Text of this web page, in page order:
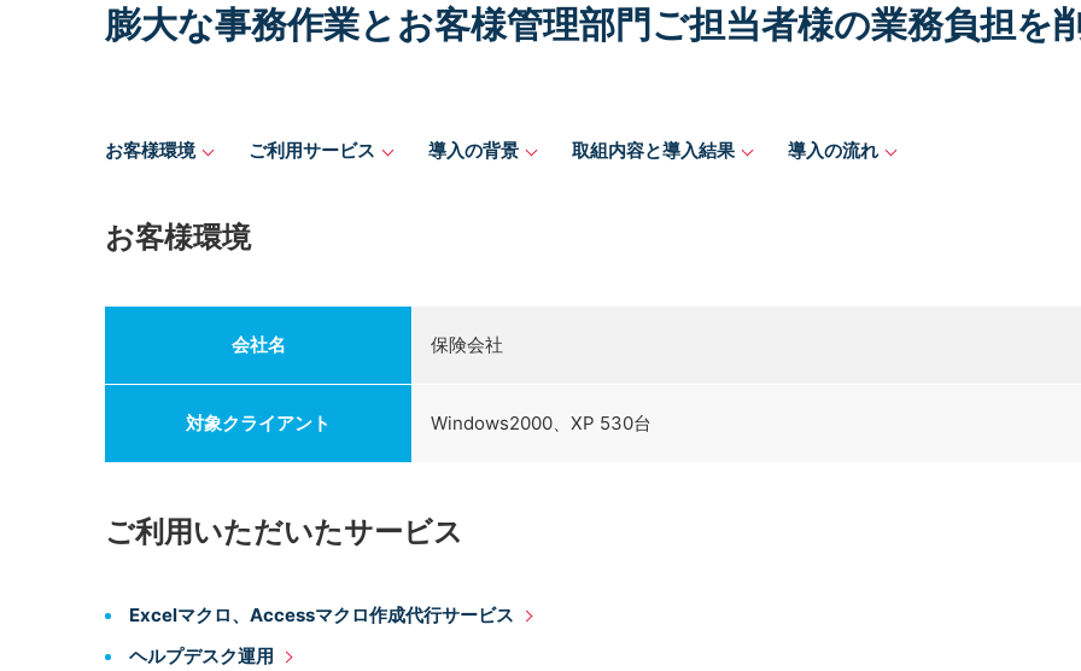
膨大な事務作業とお客様管理部門ご担当者様の業務負担を
お客様環境 ご利用サービス 導入の背景 取組内容と導入結果 導入の流れ
お客様環境
会社名 保険会社
対象クライアント Windows2000、XP 530台
ご利用いただいたサービス
Excelマクロ、Accessマクロ作成代行サービス
ヘルプデスク運用